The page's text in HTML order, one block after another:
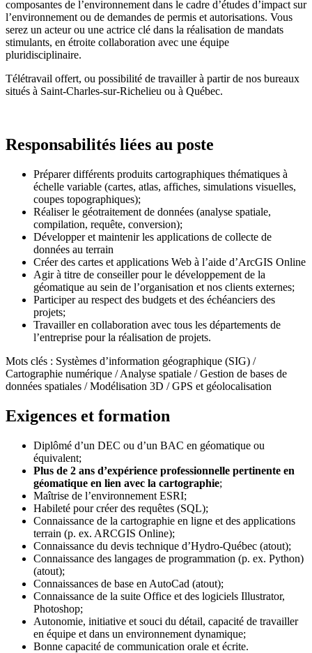
composantes de l’environnement dans le cadre d’études d’impact sur
l’environnement ou de demandes de permis et autorisations. Vous
serez un acteur ou une actrice clé dans la réalisation de mandats
stimulants, en étroite collaboration avec une équipe
pluridisciplinaire.
Télétravail offert, ou possibilité de travailler à partir de nos bureaux
situés à Saint-Charles-sur-Richelieu ou à Québec.
Responsabilités liées au poste
Préparer différents produits cartographiques thématiques à
échelle variable (cartes, atlas, affiches, simulations visuelles,
coupes topographiques);
Réaliser le géotraitement de données (analyse spatiale,
compilation, requête, conversion);
Développer et maintenir les applications de collecte de
données au terrain
Créer des cartes et applications Web à l’aide d’ArcGIS Online
Agir à titre de conseiller pour le développement de la
géomatique au sein de l’organisation et nos clients externes;
Participer au respect des budgets et des échéanciers des
projets;
Travailler en collaboration avec tous les départements de
l’entreprise pour la réalisation de projets.
Mots clés : Systèmes d’information géographique (SIG) /
Cartographie numérique / Analyse spatiale / Gestion de bases de
données spatiales / Modélisation 3D / GPS et géolocalisation
Exigences et formation
Diplômé d’un DEC ou d’un BAC en géomatique ou
équivalent;
Plus de 2 ans d’expérience professionnelle pertinente en
géomatique en lien avec la cartographie;
Maîtrise de l’environnement ESRI;
Habileté pour créer des requêtes (SQL);
Connaissance de la cartographie en ligne et des applications
terrain (p. ex. ARCGIS Online);
Connaissance du devis technique d’Hydro-Québec (atout);
Connaissance des langages de programmation (p. ex. Python)
(atout);
Connaissances de base en AutoCad (atout);
Connaissance de la suite Office et des logiciels Illustrator,
Photoshop;
Autonomie, initiative et souci du détail, capacité de travailler
en équipe et dans un environnement dynamique;
Bonne capacité de communication orale et écrite.